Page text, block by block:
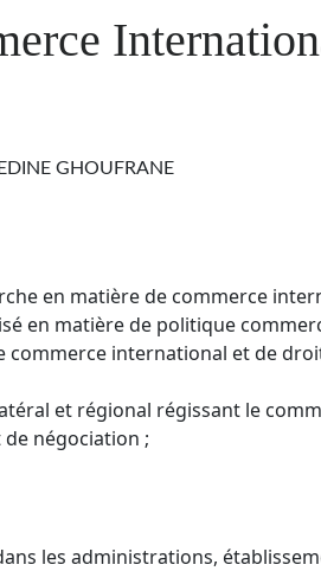
GHOUFRANE
en matière de commerce
en matière de politique
commerce international et de
et régional régissant le
négociation ;
les administrations,